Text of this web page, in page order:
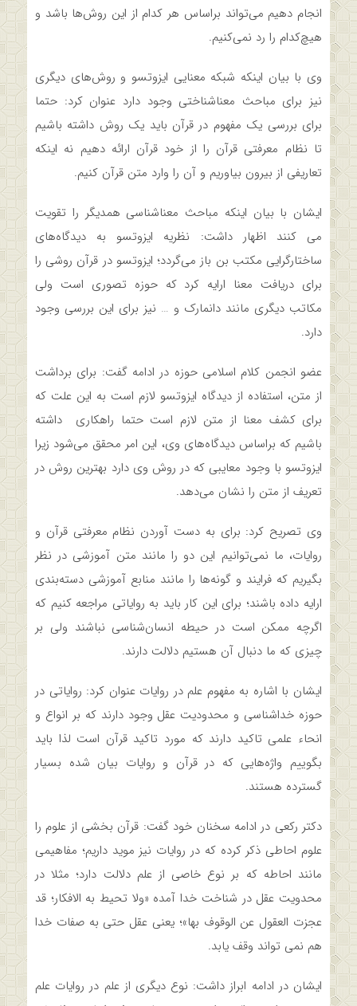
انجام دهیم می‌تواند براساس هر کدام از این روش‌ها باشد و
هیچ‌کدام را رد نمی‌کنیم.
وی با بیان اینکه شبکه معنایی ایزوتسو و روش‌های دیگری
نیز برای مباحث معناشناختی وجود دارد عنوان کرد: حتما
برای بررسی یک مفهوم در قرآن باید یک روش داشته باشیم
تا نظام معرفتی قرآن را از خود قرآن ارائه دهیم نه اینکه
تعاریفی از بیرون بیاوریم و آن را وارد متن قرآن کنیم.
ایشان با بیان اینکه مباحث معناشناسی همدیگر را تقویت
می کنند اظهار داشت: نظریه ایزوتسو به دیدگاه‌های
ساختارگرایی مکتب بن باز می‌گردد؛ ایزوتسو در قرآن روشی را
برای دریافت معنا ارایه کرد که حوزه تصوری است ولی
مکاتب دیگری مانند دانمارک و … نیز برای این بررسی وجود
دارد.
عضو انجمن کلام اسلامی حوزه در ادامه گفت: برای برداشت
از متن، استفاده از دیدگاه ایزوتسو لازم است به این علت که
برای کشف معنا از متن لازم است حتما راهکاری داشته
باشیم که براساس دیدگاه‌های وی، این امر محقق می‌شود زیرا
ایزوتسو با وجود معایبی که در روش وی دارد بهترین روش در
تعریف از متن را نشان می‌دهد.
وی تصریح کرد: برای به دست آوردن نظام معرفتی قرآن و
روایات، ما نمی‌توانیم این دو را مانند متن آموزشی در نظر
بگیریم که فرایند و گونه‌ها را مانند منابع آموزشی دسته‌بندی
ارایه داده باشند؛ برای این کار باید به روایاتی مراجعه کنیم که
اگرچه ممکن است در حیطه انسان‌شناسی نباشند ولی بر
چیزی که ما دنبال آن هستیم دلالت دارند.
ایشان با اشاره به مفهوم علم در روایات عنوان کرد: روایاتی در
حوزه خداشناسی و محدودیت عقل وجود دارند که بر انواع و
انحاء علمی تاکید دارند که مورد تاکید قرآن است لذا باید
بگوییم واژه‌هایی که در قرآن و روایات بیان شده بسیار
گسترده هستند.
دکتر رکعی در ادامه سخنان خود گفت: قرآن بخشی از علوم را
علوم احاطی ذکر کرده که در روایات نیز موید داریم؛ مفاهیمی
مانند احاطه که بر نوع خاصی از علم دلالت دارد؛ مثلا در
محدویت عقل در شناخت خدا آمده «ولا تحیط به الافکار؛ قد
عجزت العقول عن الوقوف بها»؛ یعنی عقل حتی به صفات خدا
هم نمی تواند وقف یابد.
ایشان در ادامه ابراز داشت: نوع دیگری از علم در روایات علم